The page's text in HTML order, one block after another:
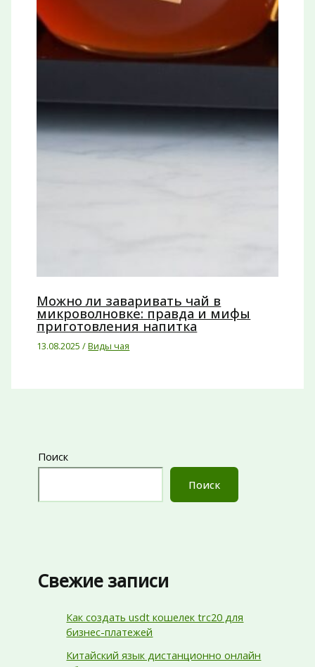
Можно ли заваривать чай в
микроволновке: правда и мифы
приготовления напитка
13.08.2025/Виды чая
Поиск
Поиск
Свежие записи
Как создать usdt кошелек trc20 для
бизнес-платежей
Китайский язык дистанционно онлайн